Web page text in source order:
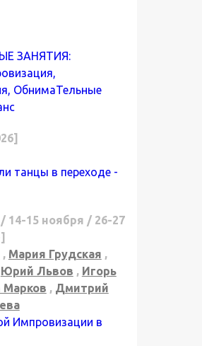
ЗАНЯТИЯ:
ОбнимаТельные
танцы в переходе -
14-15 ноября / 26-27
, Мария Грудская ,
Юрий Львов , Игорь
, Дмитрий
Импровизации в